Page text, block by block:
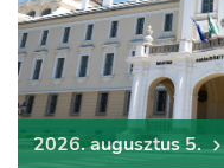
2026. augusztus 5.